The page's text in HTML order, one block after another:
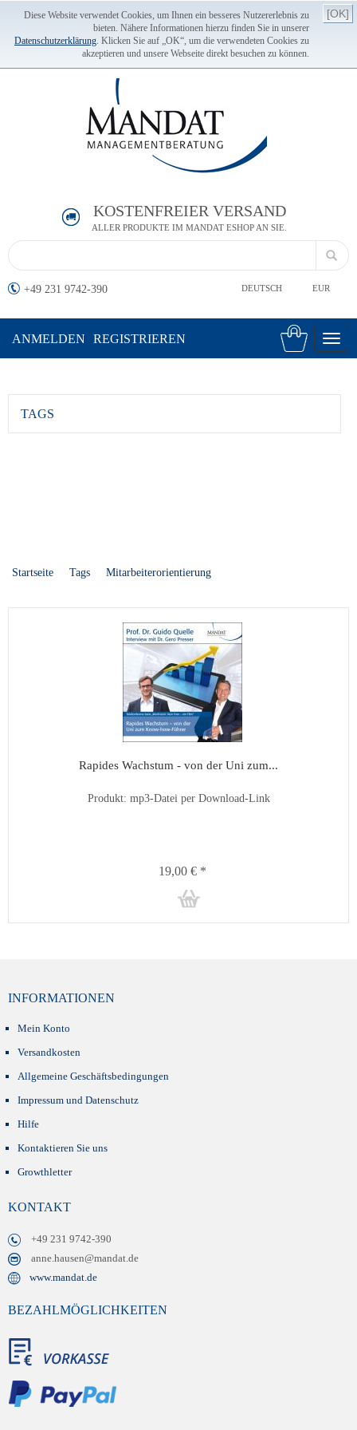
Diese Website verwendet Cookies, um Ihnen ein besseres Nutzererlebnis zu
bieten. Nähere Informationen hierzu finden Sie in unserer
Datenschutzerklärung. Klicken Sie auf „OK“, um die verwendeten Cookies zu
akzeptieren und unsere Webseite direkt besuchen zu können.
[OK]
KOSTENFREIER VERSAND
ALLER PRODUKTE IM MANDAT ESHOP AN SIE.
+49 231 9742-390 DEUTSCH EUR
ANMELDEN REGISTRIEREN
TAGS
Startseite Tags Mitarbeiterorientierung
Rapides Wachstum - von der Uni zum...
Produkt: mp3-Datei per Download-Link
19,00 € *
INFORMATIONEN
Mein Konto
Versandkosten
Allgemeine Geschäftsbedingungen
Impressum und Datenschutz
Hilfe
Kontaktieren Sie uns
Growthletter
KONTAKT
+49 231 9742-390
anne.hausen@mandat.de
www.mandat.de
BEZAHLMÖGLICHKEITEN